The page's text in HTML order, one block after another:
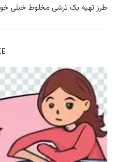
طرز تهیه یک ترشی مخلوط خیلی